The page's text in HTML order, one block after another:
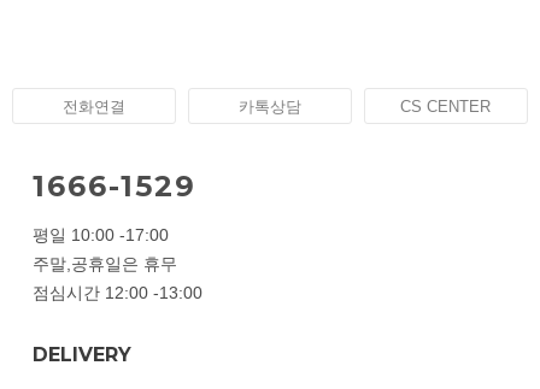
전화연결 카톡상담 CS CENTER
1666-1529
평일 10:00 -17:00
주말,공휴일은 휴무
점심시간 12:00 -13:00
DELIVERY